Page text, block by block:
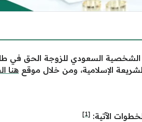
الشخصية السعودي للزوجة الحق في
الإسلامية، ومن خلال موقع هنا
الآتية: [1]